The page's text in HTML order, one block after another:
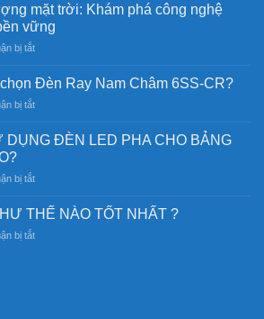
mặt trời: Khám phá công nghệ
vững
bị tắtở
năng
mặt
Khám
nghệ
sáng
Đèn Ray Nam Châm 6SS-CR?
bị tắtở
sao
Đèn
Nam
6SS-
DỤNG ĐÈN LED PHA CHO BẢNG
bị tắtở
NÊN
DỤNG
THẾ NÀO TỐT NHẤT ?
bị tắtở